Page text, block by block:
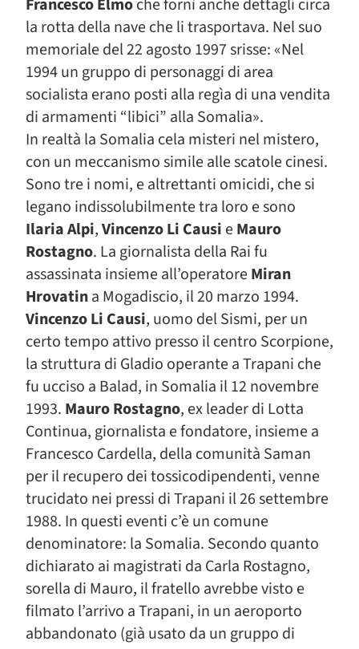
Francesco Elmoche fornì anche dettagli circa
la rotta della nave che li trasportava. Nel suo
memoriale del 22 agosto 1997 srisse: «Nel
1994 un gruppo di personaggi di area
socialista erano posti alla regìa di una vendita
di armamenti “libici” alla Somalia».
In realtà la Somalia cela misteri nel mistero,
con un meccanismo simile alle scatole cinesi.
Sono tre i nomi, e altrettanti omicidi, che si
legano indissolubilmente tra loro e sono
Ilaria Alpi,Vincenzo Li Causi eMauro
Rostagno. La giornalista della Rai fu
assassinata insieme all’operatoreMiran
Hrovatina Mogadiscio, il 20 marzo 1994.
Vincenzo Li Causi, uomo del Sismi, per un
certo tempo attivo presso il centro Scorpione,
la struttura di Gladio operante a Trapani che
fu ucciso a Balad, in Somalia il 12 novembre
1993. Mauro Rostagno, ex leader di Lotta
Continua, giornalista e fondatore, insieme a
Francesco Cardella, della comunità Saman
per il recupero dei tossicodipendenti, venne
trucidato nei pressi di Trapani il 26 settembre
1988. In questi eventi c’è un comune
denominatore: la Somalia. Secondo quanto
dichiarato ai magistrati da Carla Rostagno,
sorella di Mauro, il fratello avrebbe visto e
filmato l’arrivo a Trapani, in un aeroporto
abbandonato (già usato da un gruppo di